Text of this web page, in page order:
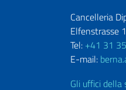
Cancelleria
Elfenstrasse
Tel: +41 31
E-mail:
Gli uffici della